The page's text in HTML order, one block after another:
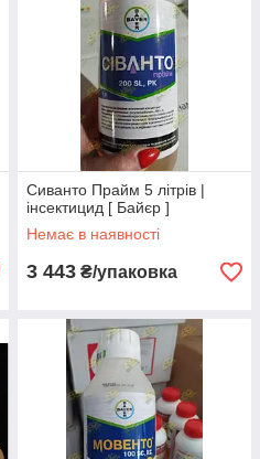
Сиванто Прайм 5 літрів |
інсектицид [ Байєр ]
Немає в наявності
3 443 ₴/упаковка